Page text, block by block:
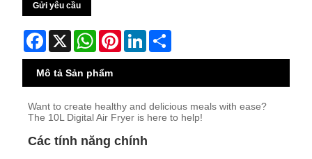
Gửi yêu cầu
Facebook
X WhatsApp
PinterestLinkedIn
Mô tả Sản phẩm
Want to create healthy and delicious meals with ease?
The 10L Digital Air Fryer is here to help!
Các tính năng chính